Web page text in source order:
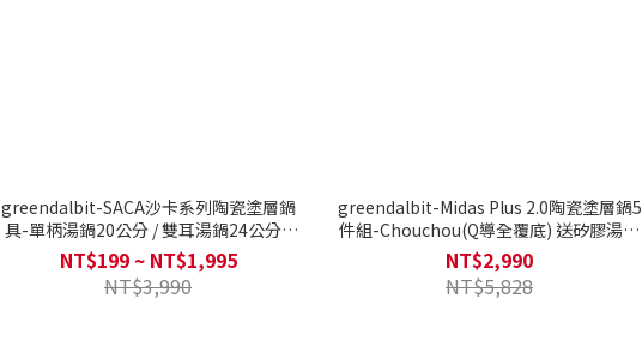
greendalbit-SACA沙卡系列陶瓷塗層鍋
具-單柄湯鍋20公分 / 雙耳湯鍋24公分 /
炒鍋24公分(無鍋蓋) / 炒鍋30公分 (Q導全
覆底/不挑爐具，瓦斯爐電磁爐可用)
NT$199 ~ NT$1,995
NT$3,990
greendalbit-Midas Plus 2.0陶瓷塗層鍋5
件組-Chouchou(Q導全覆底) 送矽膠湯勺
+矽膠鍋鏟(款式隨機)
NT$2,990
NT$5,828